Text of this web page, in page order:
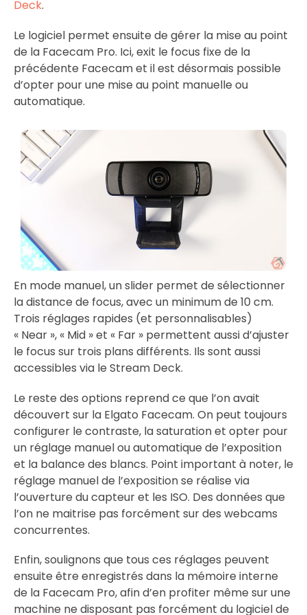
Deck.
Le logiciel permet ensuite de gérer la mise au point
de la Facecam Pro. Ici, exit le focus fixe de la
précédente Facecam et il est désormais possible
d’opter pour une mise au point manuelle ou
automatique.
En mode manuel, un slider permet de sélectionner
la distance de focus, avec un minimum de 10 cm.
Trois réglages rapides (et personnalisables)
« Near », « Mid » et « Far » permettent aussi d’ajuster
le focus sur trois plans différents. Ils sont aussi
accessibles via le Stream Deck.
Le reste des options reprend ce que l’on avait
découvert sur la Elgato Facecam. On peut toujours
configurer le contraste, la saturation et opter pour
un réglage manuel ou automatique de l’exposition
et la balance des blancs. Point important à noter, le
réglage manuel de l’exposition se réalise via
l’ouverture du capteur et les ISO. Des données que
l’on ne maitrise pas forcément sur des webcams
concurrentes.
Enfin, soulignons que tous ces réglages peuvent
ensuite être enregistrés dans la mémoire interne
de la Facecam Pro, afin d’en profiter même sur une
machine ne disposant pas forcément du logiciel de